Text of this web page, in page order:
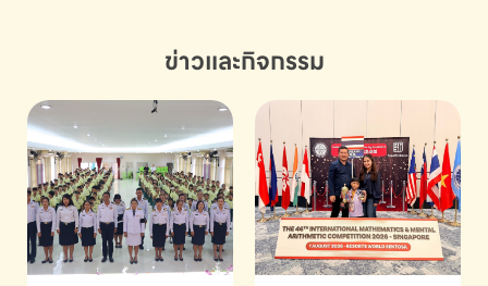
ข่าวและกิจกรรม